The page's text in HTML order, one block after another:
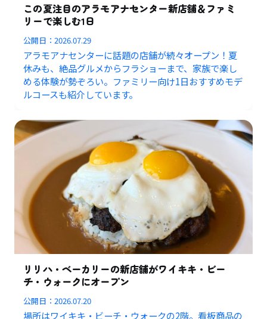
この夏注目のアラモアナセンター新店舗＆ファミ
リーで楽しむ1日
公開日：2026.07.29
アラモアナセンターに話題の店舗が続々オープン！夏
休みも、絶品グルメからフラショーまで、家族で楽し
める体験が勢ぞろい。ファミリー向け1日おすすめモデ
ルコースも紹介しています。
リリハ・ベーカリーの新店舗がワイキキ・ビー
チ・ウォークにオープン
公開日：2026.07.20
場所はワイキキ・ビーチ・ウォークの2階。看板商品の